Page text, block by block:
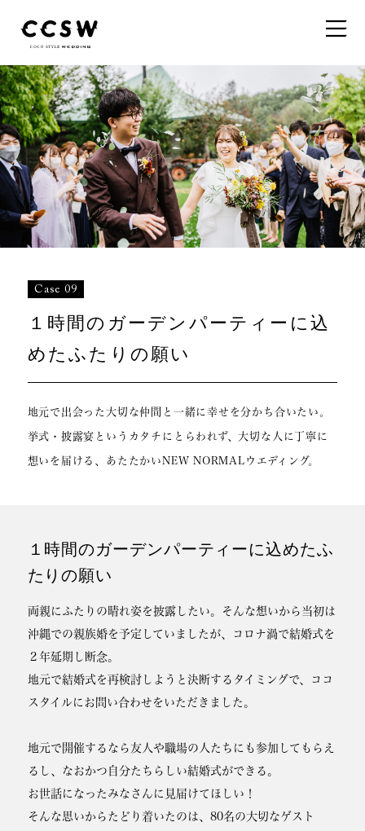
Case 09
１時間のガーデンパーティーに込
めたふたりの願い
地元で出会った大切な仲間と一緒に幸せを分かち合いたい。
挙式・披露宴というカタチにとらわれず、大切な人に丁寧に
想いを届ける、あたたかいNEW NORMALウエディング。
１時間のガーデンパーティーに込めたふ
たりの願い
両親にふたりの晴れ姿を披露したい。そんな想いから当初は
沖縄での親族婚を予定していましたが、コロナ渦で結婚式を
２年延期し断念。
地元で結婚式を再検討しようと決断するタイミングで、ココ
スタイルにお問い合わせをいただきました。
地元で開催するなら友人や職場の人たちにも参加してもらえ
るし、なおかつ自分たちらしい結婚式ができる。
お世話になったみなさんに見届けてほしい！
そんな思いからたどり着いたのは、80名の大切なゲスト